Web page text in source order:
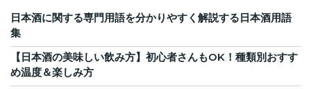
日本酒に関する専門用語を分かりやすく解説する日本酒用語
集
【日本酒の美味しい飲み方】初心者さんもOK！種類別おすす
め温度＆楽しみ方